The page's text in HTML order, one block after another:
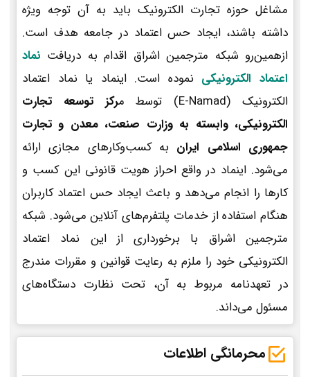
مشاغل حوزه تجارت الکترونیک باید به آن توجه ویژه
داشته باشند، ایجاد حس اعتماد در جامعه هدف است.
ازهمین‌رو شبکه مترجمین اشراق اقدام به دریافت نماد
اعتماد الکترونیکی نموده است. اینماد یا نماد اعتماد
الکترونیک (E-Namad) توسط م
رکز توسعه تجارت
الکترونیکی، وابسته به وزارت صنعت، معدن و تجارت
جمهوری اسلامی ایران به کسب‌وکارهای مجازی ارائه
می‌شود. اینماد در واقع احراز هویت قانونی این کسب و
کارها را انجام می‌دهد و باعث ایجاد حس اعتماد کاربران
هنگام استفاده از خدمات پلتفرم‌های آنلاین می‌شود. شبکه
مترجمین اشراق با برخورداری از این نماد اعتماد
الکترونیکی خود را ملزم به رعایت قوانین و مقررات مندرج
در تعهدنامه مربوط به آن، تحت نظارت دستگاه‌های
مسئول می‌داند.
محرمانگی اطلاعات